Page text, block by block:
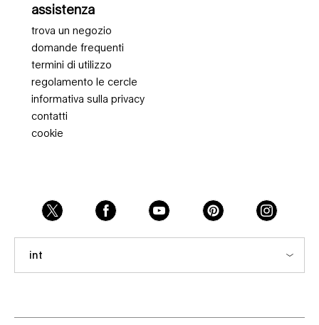
assistenza
trova un negozio
domande frequenti
termini di utilizzo
regolamento le cercle
informativa sulla privacy
contatti
cookie
int